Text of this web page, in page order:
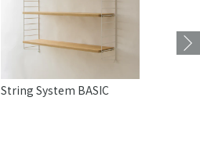
String System BASIC